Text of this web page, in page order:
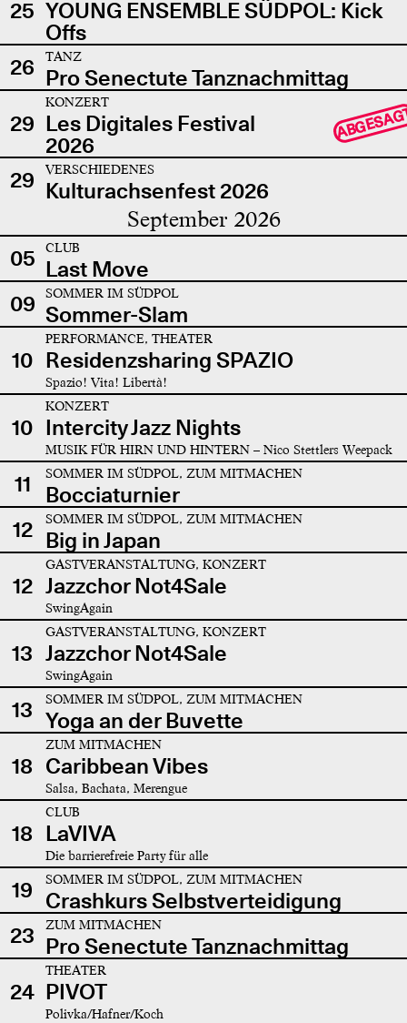
25 YOUNG ENSEMBLE SÜDPOL: Kick
Offs
26
TANZ
Pro Senectute Tanznachmittag
29
KONZERT
Les Digitales Festival
2026
29 VERSCHIEDENES
Kulturachsenfest 2026
September 2026
05 CLUB
Last Move
09
SOMMER IM SÜDPOL
Sommer-Slam
10
PERFORMANCE, THEATER
Residenzsharing SPAZIO
Spazio! Vita! Libertà!
10
KONZERT
Intercity Jazz Nights
MUSIK FÜR HIRN UND HINTERN – Nico Stettlers Weepack
11 SOMMER IM SÜDPOL, ZUM MITMACHEN
Bocciaturnier
12
SOMMER IM SÜDPOL, ZUM MITMACHEN
Big in Japan
12
GASTVERANSTALTUNG, KONZERT
Jazzchor Not4Sale
SwingAgain
13
GASTVERANSTALTUNG, KONZERT
Jazzchor Not4Sale
SwingAgain
13 SOMMER IM SÜDPOL, ZUM MITMACHEN
Yoga an der Buvette
18
ZUM MITMACHEN
Caribbean Vibes
Salsa, Bachata, Merengue
18
CLUB
LaVIVA
Die barrierefreie Party für alle
19 SOMMER IM SÜDPOL, ZUM MITMACHEN
Crashkurs Selbstverteidigung
23
ZUM MITMACHEN
Pro Senectute Tanznachmittag
24
THEATER
PIVOT
Polivka/Hafner/Koch